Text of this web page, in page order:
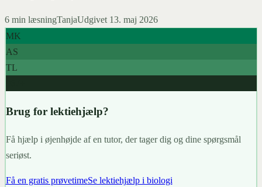
6 min læsningTanjaUdgivet 13. maj 2026
MK
AS
TL
Brug for lektiehjælp?
Få hjælp i øjenhøjde af en tutor, der tager dig og dine spørgsmål
seriøst.
Få en gratis prøvetimeSe lektiehjælp i biologi